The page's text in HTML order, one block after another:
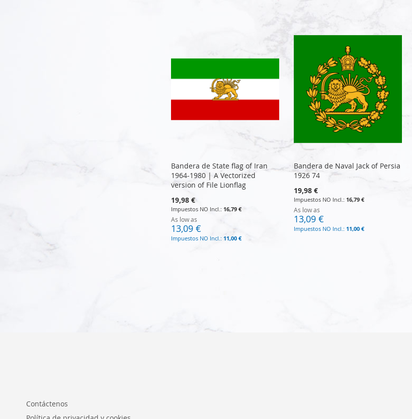
Bandera de State flag of Iran
1964-1980 | A Vectorized
version of File Lionflag
19,98 €
16,79 €
As low as
13,09 €
11,00 €
Bandera de Naval Jack of Persia
1926 74
19,98 €
16,79 €
As low as
13,09 €
11,00 €
Contáctenos